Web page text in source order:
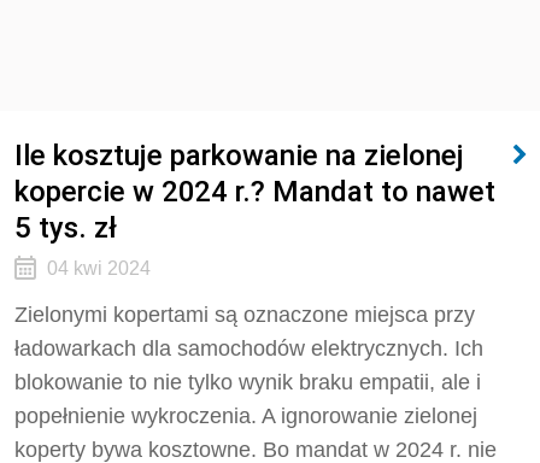
Ile kosztuje parkowanie na zielonej
kopercie w 2024 r.? Mandat to nawet
5 tys. zł
04 kwi 2024
Zielonymi kopertami są oznaczone miejsca przy
ładowarkach dla samochodów elektrycznych. Ich
blokowanie to nie tylko wynik braku empatii, ale i
popełnienie wykroczenia. A ignorowanie zielonej
koperty bywa kosztowne. Bo mandat w 2024 r. nie